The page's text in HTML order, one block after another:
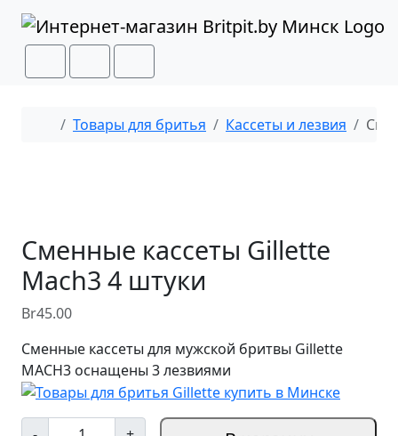
Перейти к содержимому
Перейти к футеру
SearchCart Menu
Главная
Товары для бритья Кассеты и лезвия
Сменные кассеты Gillette
Mach3 4 штуки
Br45.00
Сменные кассеты для мужской бритвы Gillette
MACH3 оснащены 3 лезвиями